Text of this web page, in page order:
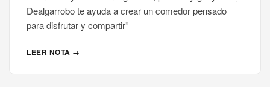
Dealgarrobo te ayuda a crear un comedor pensado
para disfrutar y compartir
LEER NOTA →